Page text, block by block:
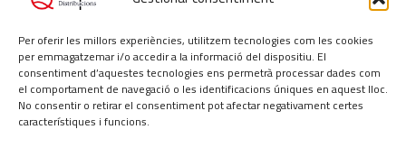
Per oferir les millors experiències, utilitzem tecnologies com les cookies
per emmagatzemar i/o accedir a la informació del dispositiu. El
consentiment d’aquestes tecnologies ens permetrà processar dades com
el comportament de navegació o les identificacions úniques en aquest lloc.
No consentir o retirar el consentiment pot afectar negativament certes
característiques i funcions.
Xarxes socials
Segueix-nos a Instagram i descobreix les últimes promocions i
novetats de Taqui.
#taqui #distribucionstaqui #restauracio #delicatessen
#hosteleria #lagarriga